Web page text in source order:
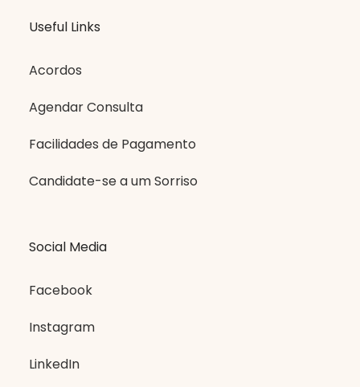
Useful Links
Acordos
Agendar Consulta
Facilidades de Pagamento
Candidate-se a um Sorriso
Social Media
Facebook
Instagram
LinkedIn